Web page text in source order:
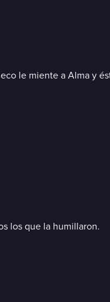
le miente a Alma y
los que la humillaron.